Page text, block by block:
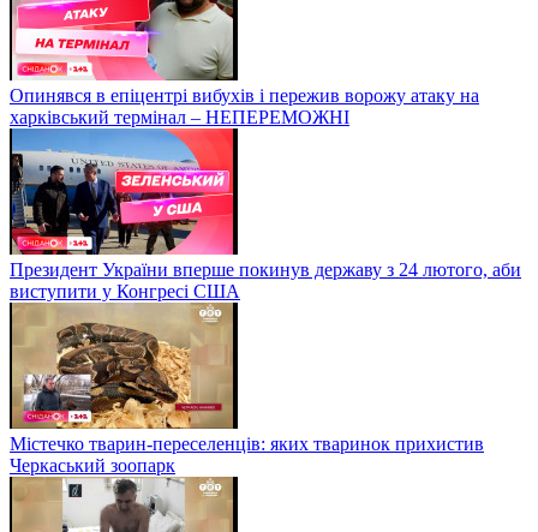
Опинявся в епіцентрі вибухів і пережив ворожу атаку на
харківський термінал – НЕПЕРЕМОЖНІ
Президент України вперше покинув державу з 24 лютого, аби
виступити у Конгресі США
Містечко тварин-переселенців: яких тваринок прихистив
Черкаський зоопарк